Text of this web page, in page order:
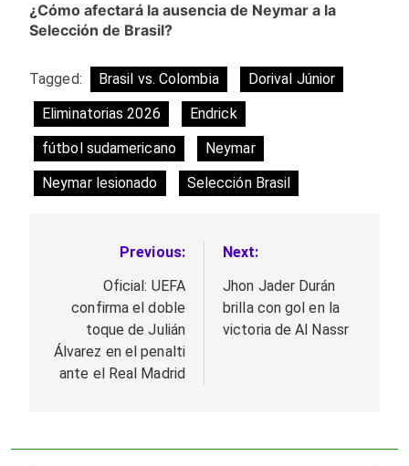
¿Cómo afectará la ausencia de Neymar a la
Selección de Brasil?
Tagged: Brasil vs. Colombia
Dorival Júnior
Eliminatorias 2026
Endrick
fútbol sudamericano
Neymar
Neymar lesionado
Selección Brasil
Navegación
entradas
Previous:
Oficial: UEFA
confirma el doble
toque de Julián
Álvarez en el penalti
ante el Real Madrid
Next:
Jhon Jader Durán
brilla con gol en la
victoria de Al Nassr